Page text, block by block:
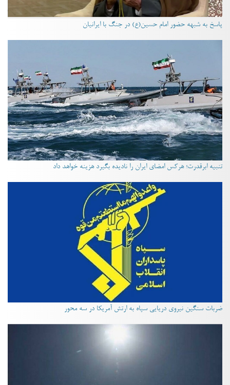
پاسخ به شبهه حضور امام حسین(ع) در جنگ با ایرانیان
تنبیه ابرقدرت؛ هرکس امضای ایران را نادیده بگیرد هزینه خواهد داد
ضربات سنگین نیروی دریایی سپاه به ارتش آمریکا در سه محور